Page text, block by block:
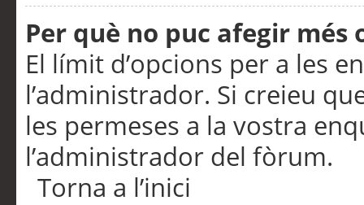
Per què no puc afegir més
El límit d’opcions per a les
l’administrador. Si creieu
les permeses a la vostra
l’administrador del fòrum.
Torna a l’inici